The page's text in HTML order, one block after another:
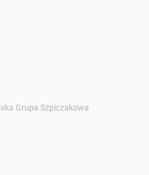
Grupa Szpiczakowa